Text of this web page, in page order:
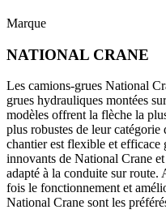
Marque
NATIONAL CRANE
Les camions-grues National
grues hydrauliques montées
modèles offrent la flèche la
plus robustes de leur
chantier est flexible et efficace
innovants de National Crane
adapté à la conduite sur route.
fois le fonctionnement et
National Crane sont les